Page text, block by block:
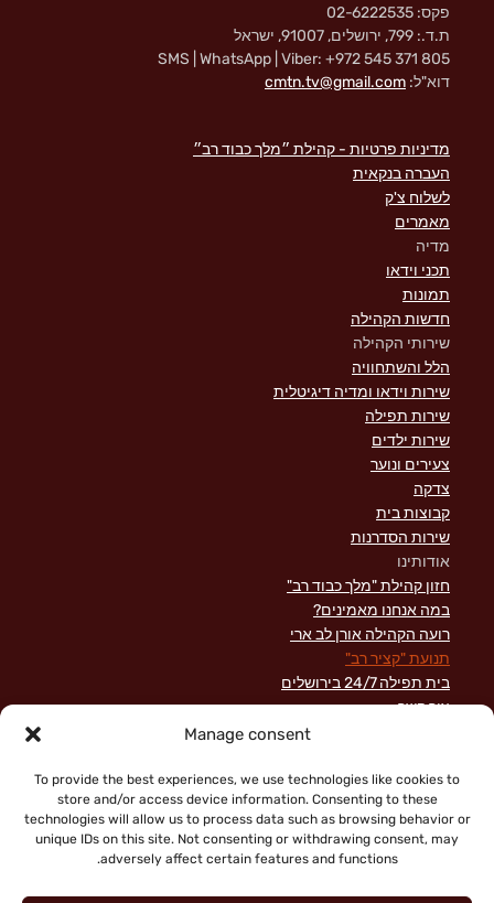
Manage consent
To provide the best experiences, we use technologies like cookies to
store and/or access device information. Consenting to these
technologies will allow us to process data such as browsing behavior or
unique IDs on this site. Not consenting or withdrawing consent, may
adversely affect certain features and functions.
פקס: 02-6222535
ת.ד.: 799, ירושלים, 91007, ישראל
SMS | WhatsApp | Viber: +972 545 371 805
דוא"ל: cmtn.tv@gmail.com
מדיניות פרטיות - קהילת ״מלך כבוד רב״
העברה בנקאית
לשלוח צ'ק
מאמרים
מדיה
תכני וידאו
תמונות
חדשות הקהילה
שירותי הקהילה
הלל והשתחוויה
שירות וידאו ומדיה דיגיטלית
שירות תפילה
שירות ילדים
צעירים ונוער
צדקה
קבוצות בית
שירות הסדרנות
אודותינו
חזון קהילת "מלך כבוד רב"
במה אנחנו מאמינים?
רועה הקהילה אורן לב ארי
תנועת "קציר רב"
בית תפילה 24/7 בירושלים
צור קשר
השקפה מקראית על שירות לישראל
תרומות